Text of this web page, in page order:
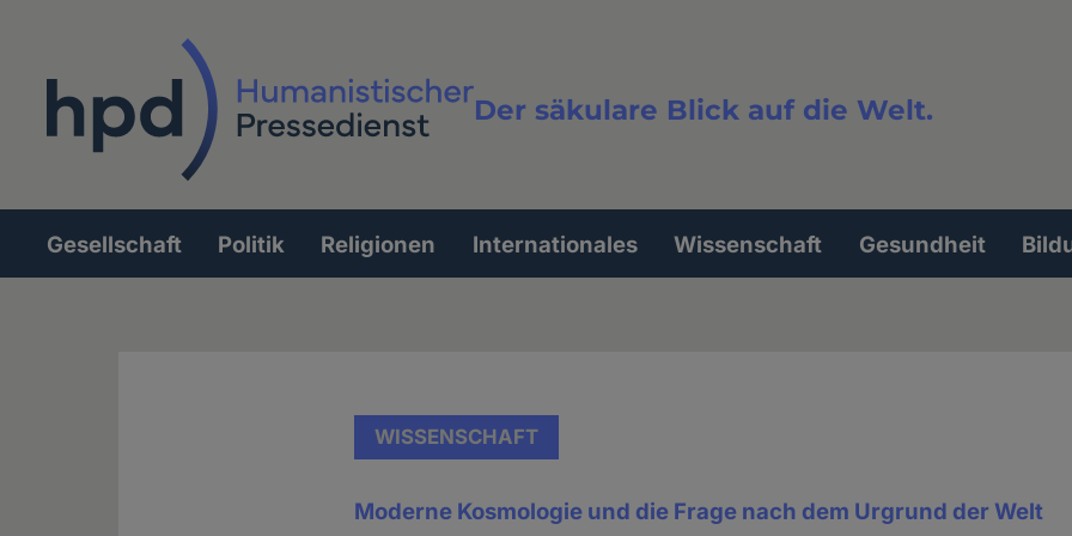
Der säkulare Blick auf die Welt.
Volltextsuche
Hauptnavigation
Gesellschaft Politik Religionen Internationales Wissenschaft Gesundheit
WISSENSCHAFT
Moderne Kosmologie und die Frage nach dem Urgrund der Welt